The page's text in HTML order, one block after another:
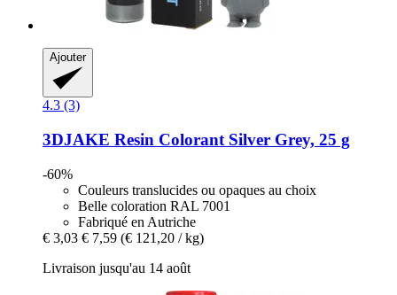
Ajouter
4.3 (3)
3DJAKE Resin Colorant Silver Grey, 25 g
-60%
Couleurs translucides ou opaques au choix
Belle coloration RAL 7001
Fabriqué en Autriche
€ 3,03 € 7,59 (€ 121,20 / kg)
Livraison jusqu'au 14 août